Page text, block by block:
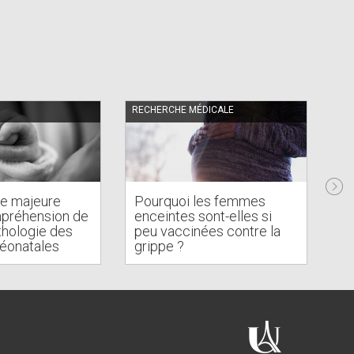
majeure
de
des
RECHERCHE MÉDICALE
Pourquoi les femmes
enceintes sont-elles si
peu vaccinées contre la
grippe ?